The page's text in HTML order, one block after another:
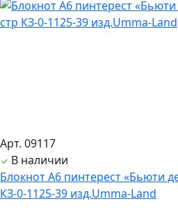
Арт. 09117
В наличии
Блокнот А6 пинтерест «Бьюти
КЗ-0-1125-39 изд.Umma-Land